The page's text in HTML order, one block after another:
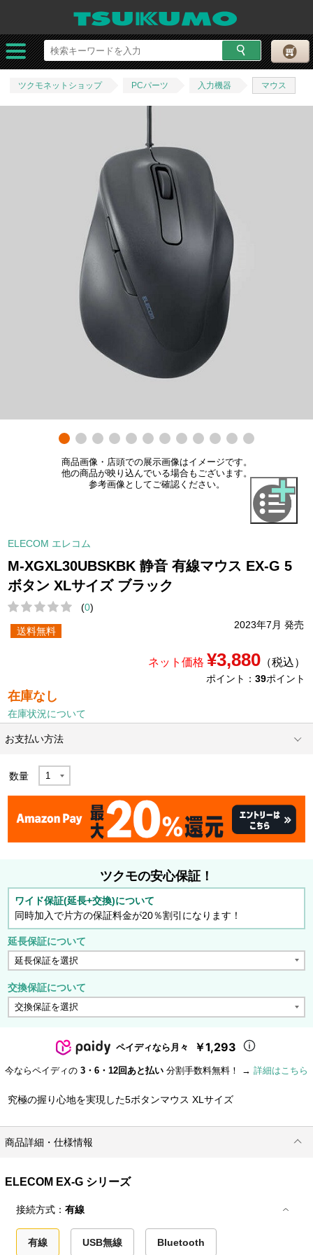
ツクモネットショップ PCパーツ 入力機器 マウス
商品画像・店頭での展示画像はイメージです。
他の商品が映り込んでいる場合もございます。
参考画像としてご確認ください。
ELECOM エレコム
M-XGXL30UBSKBK 静音 有線マウス EX-G 5
ボタン XLサイズ ブラック
(0)
2023年7月 発売
送料無料
ネット価格 ¥3,880（税込）
ポイント： 39ポイント
在庫なし
在庫状況について
お支払い方法
数量
ツクモの安心保証！
ワイド保証(延長+交換)について
同時加入で片方の保証料金が20％割引になります！
延長保証について
交換保証について
ペイディなら月々 ￥1,293
今ならペイディの 3・6・12回あと払い 分割手数料無料！ → 詳細はこちら
究極の握り心地を実現した5ボタンマウス XLサイズ
商品詳細・仕様情報
ELECOM EX-G シリーズ
接続方式：有線
有線 USB無線 Bluetooth